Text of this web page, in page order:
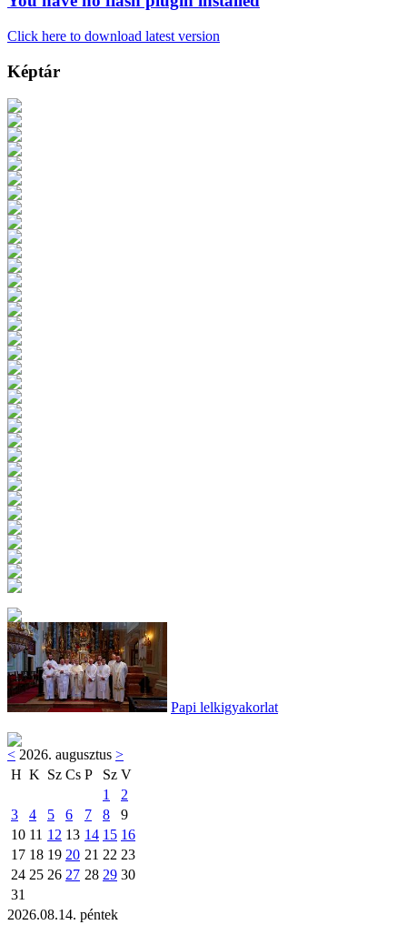
Click here to download latest version
Képtár
Papi lelkigyakorlat
< 2026. augusztus >
H K Sz Cs P Sz V
1
2
3
4 5 6 7 8
9
10 11 12 13 14 15 16
17 18 19 20 21 22 23
24 25 26 27 28 29 30
31
2026.08.14. péntek